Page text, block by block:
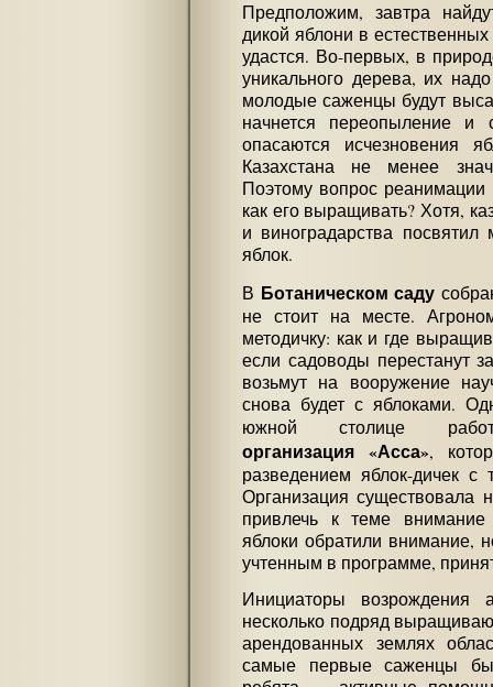
Предположим, завтра
дикой яблони в
удастся. Во-первых, в
уникального дерева, их
молодые саженцы будут
начнется переопыление и
опасаются исчезновения
Казахстана не менее
Поэтому вопрос
как его выращивать? Хотя,
и виноградарства
яблок.
В Ботаническом саду
не стоит на месте.
методичку: как и где
если садоводы перестанут
возьмут на вооружение
снова будет с яблоками.
южной столице
организация «Асса»,
разведением яблок-дичек
Организация существовала
привлечь к теме внимание
яблоки обратили внимание,
учтенным в программе,
Инициаторы возрождения
несколько подряд
арендованных землях
самые первые саженцы